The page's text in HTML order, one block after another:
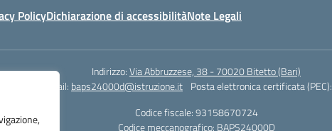
PolicyDichiarazione di accessibilitàNote Legali
Indirizzo:Via Abbruzzese, 38 - 70020 Bitetto (Bari)
Email: baps24000d@istruzione.it Posta elettronica certificata (PEC):
Codice fiscale: 93158670724
Codice meccanografico: BAPS24000D